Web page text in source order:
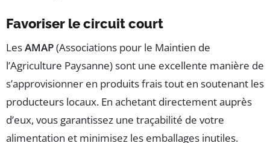
Favoriser le circuit court
LesAMAP(Associations pour le Maintien de
l’Agriculture Paysanne) sont une excellente manière de
s’approvisionner en produits frais tout en soutenant les
producteurs locaux. En achetant directement auprès
d’eux, vous garantissez une traçabilité de votre
alimentation et minimisez les emballages inutiles.